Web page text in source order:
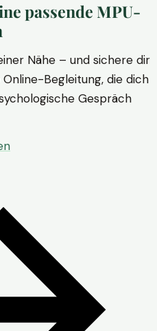
passende MPU-
Nähe – und sichere dir
Begleitung, die dich
Gespräch